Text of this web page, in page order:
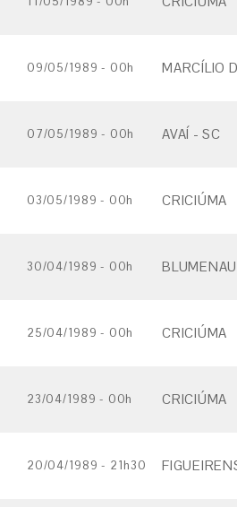
09/05/1989 - 00h MARCÍLIO
07/05/1989 - 00h AVAÍ - SC
03/05/1989 - 00h CRICIÚMA
30/04/1989 - 00h
25/04/1989 - 00h CRICIÚMA
23/04/1989 - 00h CRICIÚMA
20/04/1989 - 21h30